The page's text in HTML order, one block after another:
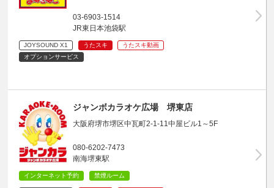
03-6903-1514
JR東日本池袋駅
JOYSOUND X1 うたスキ
うたスキ動画
オプションサービス
ジャンボカラオケ広場 堺東店
大阪府堺市堺区中瓦町2-1-11中屋ビル1～5F
080-6202-7473
南海堺東駅
インターネット予約 禁煙ルーム